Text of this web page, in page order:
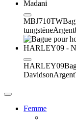
MBJ710TW
tungstèneArgent
HARLEY09
DavidsonArgent
Femme